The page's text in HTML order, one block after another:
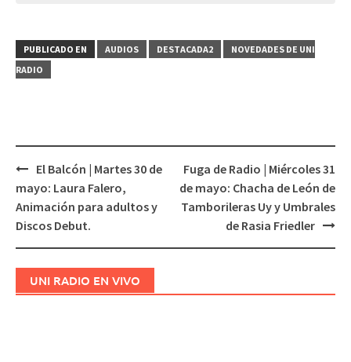
PUBLICADO EN AUDIOS DESTACADA2
NOVEDADES DE UNI
RADIO
Navegación
de
entradas
El Balcón | Martes 30 de
mayo: Laura Falero,
Animación para adultos y
Discos Debut.
Fuga de Radio | Miércoles 31
de mayo: Chacha de León de
Tamborileras Uy y Umbrales
de Rasia Friedler
UNI RADIO EN VIVO